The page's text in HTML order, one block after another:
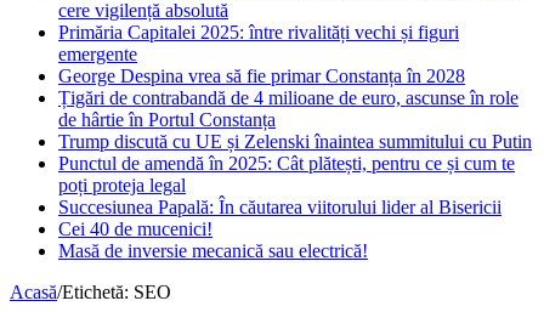
cere vigilență absolută
Primăria Capitalei 2025: între rivalități vechi și figuri
emergente
George Despina vrea să fie primar Constanța în 2028
Țigări de contrabandă de 4 milioane de euro, ascunse în role
de hârtie în Portul Constanța
Trump discută cu UE și Zelenski înaintea summitului cu Putin
Punctul de amendă în 2025: Cât plătești, pentru ce și cum te
poți proteja legal
Succesiunea Papală: În căutarea viitorului lider al Bisericii
Cei 40 de mucenici!
Masă de inversie mecanică sau electrică!
Acasă/Etichetă: SEO